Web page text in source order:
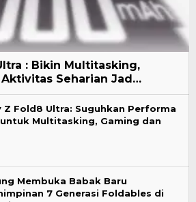
: Bikin Multitasking,
Seharian Jad…
Z Fold8 Ultra: Suguhkan Performa
Multitasking, Gaming dan
Membuka Babak Baru
7 Generasi Foldables di